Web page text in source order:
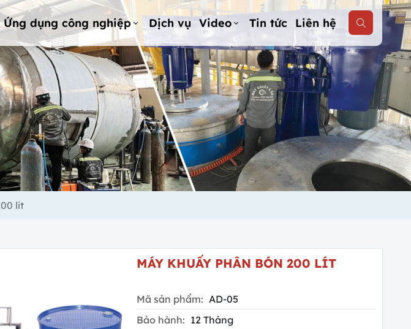
Ứng dụng công nghiệp Dịch vụ Video Tin tức Liên hệ
lít
MÁY KHUẤY PHÂN BÓN 200 LÍT
Mã sản phẩm: AD-05
Bảo hành: 12 Tháng